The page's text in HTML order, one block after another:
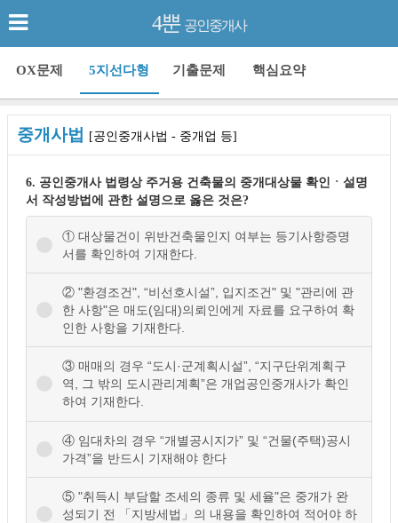
4뿐 공인중개사
OX문제 5지선다형 기출문제 핵심요약
중개사법 [공인중개사법 - 중개업 등]
6. 공인중개사 법령상 주거용 건축물의 중개대상물 확인ㆍ설명
서 작성방법에 관한 설명으로 옳은 것은?
① 대상물건이 위반건축물인지 여부는 등기사항증명
서를 확인하여 기재한다.
② "환경조건", “비선호시설”, 입지조건" 및 "관리에 관
한 사항"은 매도(임대)의뢰인에게 자료를 요구하여 확
인한 사항을 기재한다.
③ 매매의 경우 “도시·군계획시설”, “지구단위계획구
역, 그 밖의 도시관리계획”은 개업공인중개사가 확인
하여 기재한다.
④ 임대차의 경우 “개별공시지가” 및 “건물(주택)공시
가격”을 반드시 기재해야 한다
⑤ "취득시 부담할 조세의 종류 및 세율"은 중개가 완
성되기 전 「지방세법」의 내용을 확인하여 적어야 하